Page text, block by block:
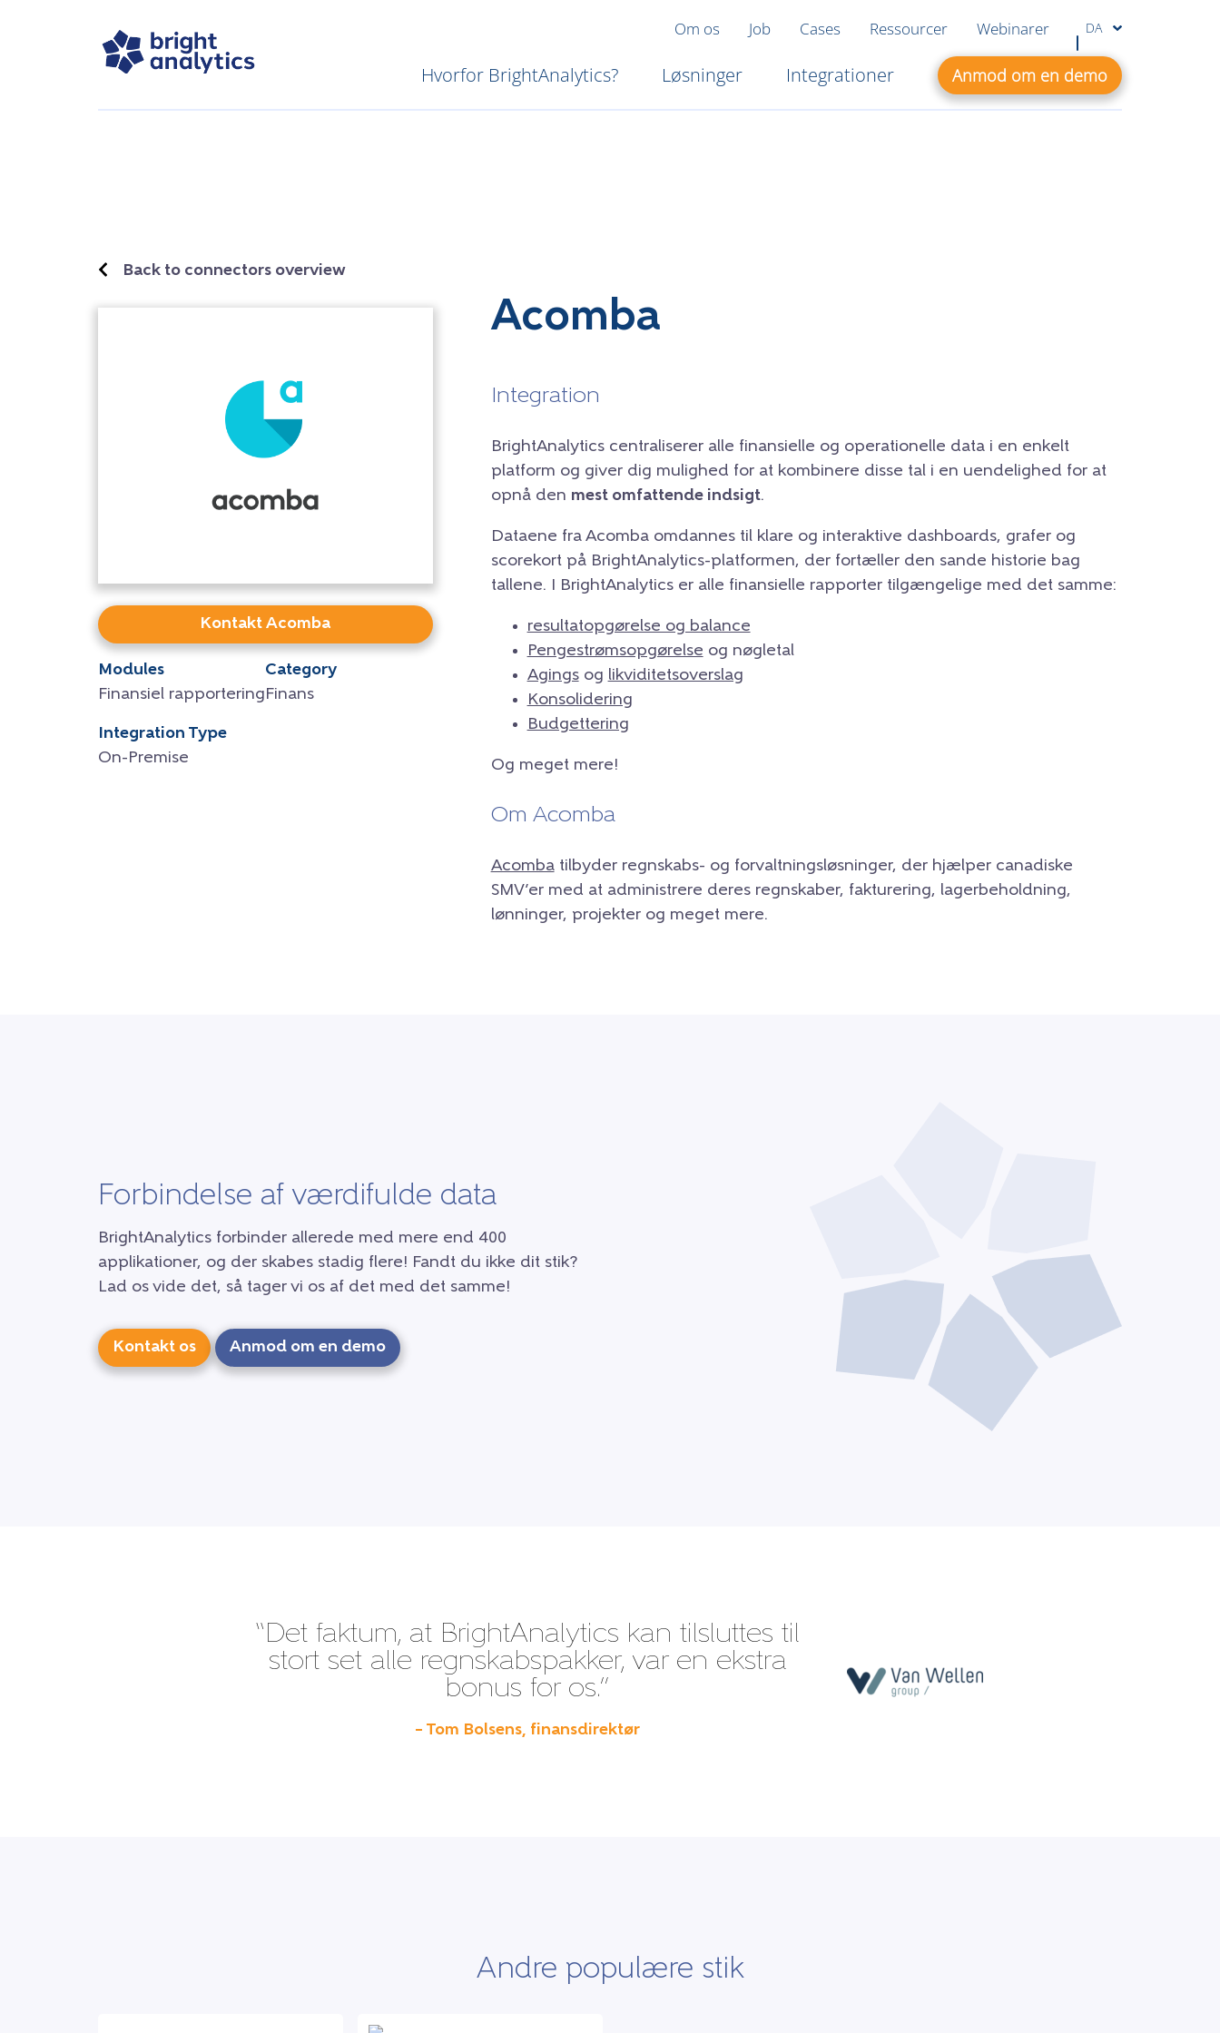
Om os Job Cases Ressourcer Webinarer DA
Hvorfor BrightAnalytics? Løsninger Integrationer Anmod om en demo
Back to connectors overview
Kontakt Acomba
Modules
Finansiel rapportering
Category
Finans
Integration Type
On-Premise
Acomba
Integration
BrightAnalytics centraliserer alle finansielle og operationelle data i en enkelt
platform og giver dig mulighed for at kombinere disse tal i en uendelighed for at
opnå den mest omfattende indsigt.
Dataene fra Acomba omdannes til klare og interaktive dashboards, grafer og
scorekort på BrightAnalytics-platformen, der fortæller den sande historie bag
tallene. I BrightAnalytics er alle finansielle rapporter tilgængelige med det samme:
resultatopgørelse og balance
Pengestrømsopgørelse og nøgletal
Agingsog likviditetsoverslag
Konsolidering
Budgettering
Og meget mere!
Om Acomba
Acombatilbyder regnskabs- og forvaltningsløsninger, der hjælper canadiske
SMV’er med at administrere deres regnskaber, fakturering, lagerbeholdning,
lønninger, projekter og meget mere.
Forbindelse af værdifulde data
BrightAnalytics forbinder allerede med mere end 400
applikationer, og der skabes stadig flere! Fandt du ikke dit stik?
Lad os vide det, så tager vi os af det med det samme!
Kontakt os Anmod om en demo
“Det faktum, at BrightAnalytics kan tilsluttes til
stort set alle regnskabspakker, var en ekstra
bonus for os.”
– Tom Bolsens, finansdirektør
Andre populære stik